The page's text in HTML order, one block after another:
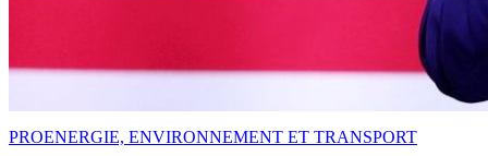
PROENERGIE, ENVIRONNEMENT ET TRANSPORT